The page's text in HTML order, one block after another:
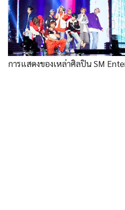
การแสดงของเหล่าศิลปิน SM